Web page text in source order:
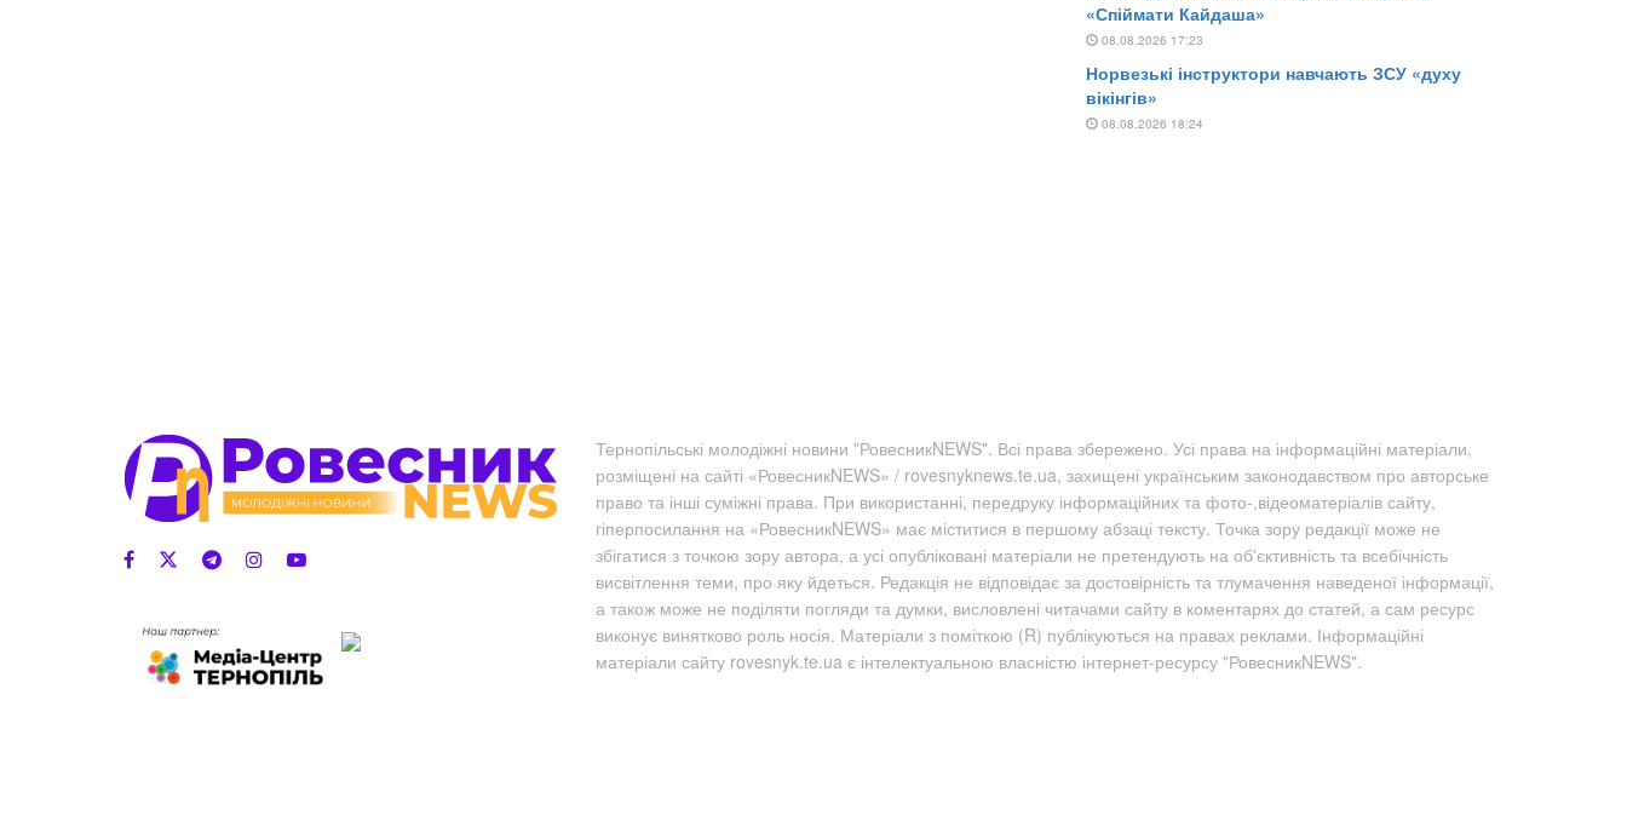
Тернопільські молодіжні новини "РовесникNEWS". Всі права збережено. Усі права на інформаційні матеріали,
розміщені на сайті «РовесникNEWS» / rovesnyknews.te.ua, захищені українським законодавством про авторське
право та інші суміжні права. При використанні, передруку інформаційних та фото-,відеоматеріалів сайту,
гіперпосилання на «РовесникNEWS» має міститися в першому абзаці тексту. Точка зору редакції може не
збігатися з точкою зору автора, а усі опубліковані матеріали не претендують на об'єктивність та всебічність
висвітлення теми, про яку йдеться. Редакція не відповідає за достовірність та тлумачення наведеної інформації,
а також може не поділяти погляди та думки, висловлені читачами сайту в коментарях до статей, а сам ресурс
виконує винятково роль носія. Матеріали з поміткою (R) публікуються на правах реклами. Інформаційні
матеріали сайту rovesnyk.te.ua є інтелектуальною власністю інтернет-ресурсу "РовесникNEWS".